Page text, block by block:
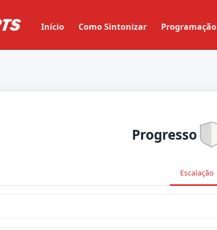
Início Como Sintonizar Programação
Progresso
Escalação